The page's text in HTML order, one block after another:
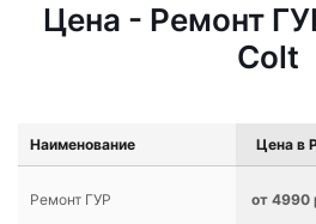
Цена - Ремонт
Colt
Наименование Цена в
Ремонт ГУР от 4990